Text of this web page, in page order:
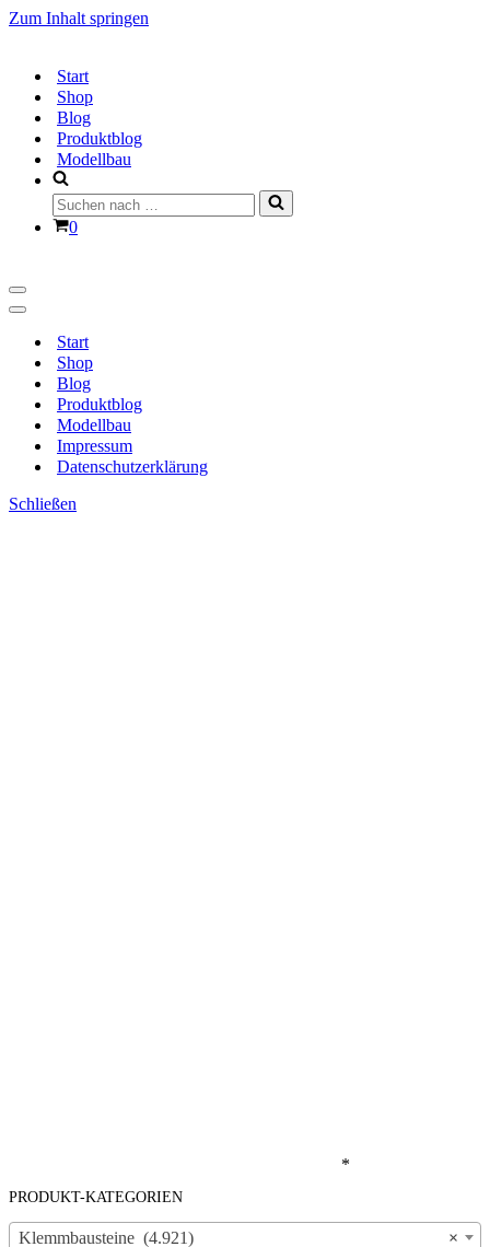
Zum Inhalt springen
Start
Shop
Blog
Produktblog
Modellbau
Suchen
nach …
Warenkorb
0
Navigationsmenü
Navigationsmenü
Start
Shop
Blog
Produktblog
Modellbau
Impressum
Datenschutzerklärung
Schließen
*
PRODUKT-KATEGORIEN
×
Klemmbausteine (4.921)